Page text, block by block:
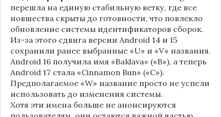
перешла на единую стабильную ветку, где все
новшества скрыты до готовности, что повлекло
обновление системы идентификаторов сборок.
Из-за этого сдвига версии Android 14 и 15
сохранили ранее выбранные «U» и «V» названия.
Android 16 получила имя «Baklava» («B»), а теперь
Android 17 стала «Cinnamon Bun» («C»).
Предполагаемое «W» название просто не успели
использовать до изменения системы.
Хотя эти имена больше не анонсируются